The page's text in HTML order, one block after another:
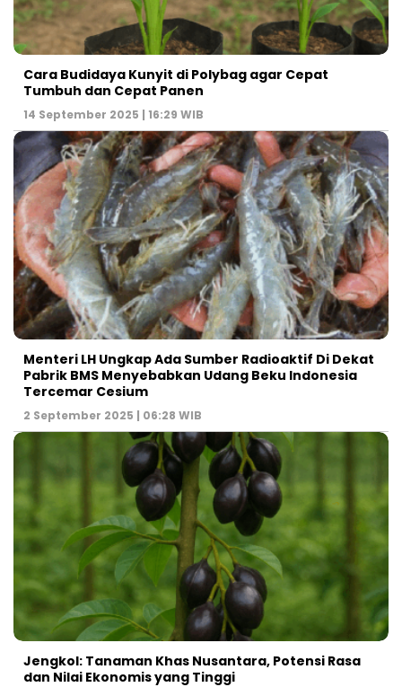
Cara Budidaya Kunyit di Polybag agar Cepat
Tumbuh dan Cepat Panen
14 September 2025 | 16:29 WIB
Menteri LH Ungkap Ada Sumber Radioaktif Di Dekat
Pabrik BMS Menyebabkan Udang Beku Indonesia
Tercemar Cesium
2 September 2025 | 06:28 WIB
Jengkol: Tanaman Khas Nusantara, Potensi Rasa
dan Nilai Ekonomis yang Tinggi